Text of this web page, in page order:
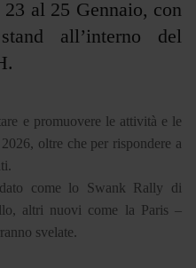
al 25 Gennaio, con
all’interno del
e promuovere le attività e le
oltre che per rispondere a
come lo Swank Rally di
altri nuovi come la Paris –
svelate.